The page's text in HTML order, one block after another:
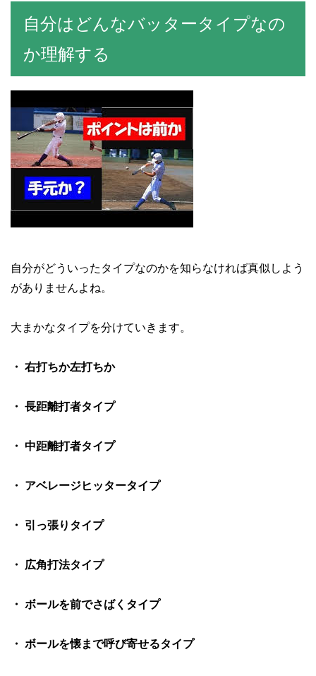
自分はどんなバッタータイプなの
か理解する
自分がどういったタイプなのかを知らなければ真似しよう
がありませんよね。
大まかなタイプを分けていきます。
・ 右打ちか左打ちか
・ 長距離打者タイプ
・ 中距離打者タイプ
・ アベレージヒッタータイプ
・ 引っ張りタイプ
・ 広角打法タイプ
・ ボールを前でさばくタイプ
・ ボールを懐まで呼び寄せるタイプ